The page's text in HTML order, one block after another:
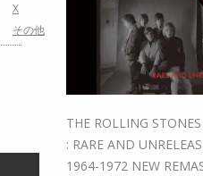
THE ROLLING
: RARE AND
1964-1972 NEW
X
その他